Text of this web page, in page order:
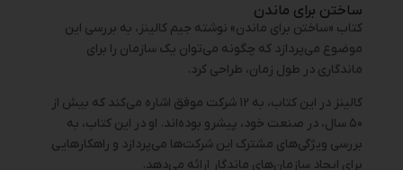
ساختن برای ماندن
کتاب «ساختن برای ماندن» نوشته جیم کالینز، به بررسی این
موضوع می‌پردازد که چگونه می‌توان یک سازمان را برای
ماندگاری در طول زمان، طراحی کرد.
کالینز در این کتاب، به ۱۲ شرکت موفق اشاره می‌کند که بیش از
۵۰ سال، در صنعت خود، پیشرو بوده‌اند. او در این کتاب، به
بررسی ویژگی‌های مشترک این شرکت‌ها می‌پردازد و راهکارهایی
برای ایجاد سازمان‌های ماندگار ارائه می‌دهد.